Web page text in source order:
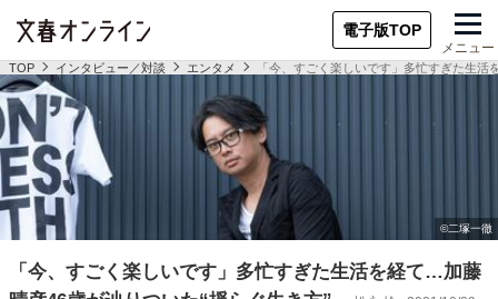
電子版TOP
メニュー
TOP インタビュー／対談 エンタメ 「今、すごく楽しいです」多忙すぎた生
「今、すごく楽しいです」多忙すぎた生活を経て…加藤